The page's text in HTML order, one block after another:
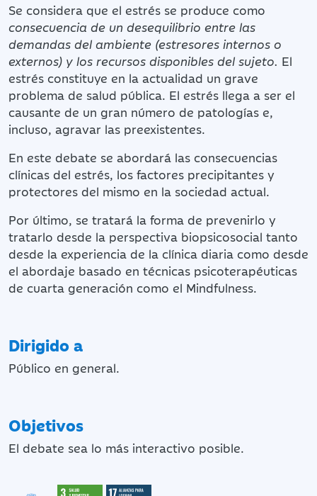
Se considera que el estrés se produce como
consecuencia de un desequilibrio entre las
demandas del ambiente (estresores internos o
externos) y los recursos disponibles del sujeto. El
estrés constituye en la actualidad un grave
problema de salud pública. El estrés llega a ser el
causante de un gran número de patologías e,
incluso, agravar las preexistentes.
En este debate se abordará las consecuencias
clínicas del estrés, los factores precipitantes y
protectores del mismo en la sociedad actual.
Por último, se tratará la forma de prevenirlo y
tratarlo desde la perspectiva biopsicosocial tanto
desde la experiencia de la clínica diaria como desde
el abordaje basado en técnicas psicoterapéuticas
de cuarta generación como el Mindfulness.
Dirigido a
Público en general.
Objetivos
El debate sea lo más interactivo posible.